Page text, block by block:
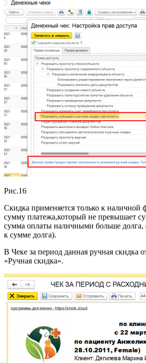
Рис.16
Скидка применяется только к наличной
сумму платежа,который не превышает
сумма оплаты наличными больше долга,
к сумме долга).
В Чеке за период данная ручная скидка
«Ручная скидка».